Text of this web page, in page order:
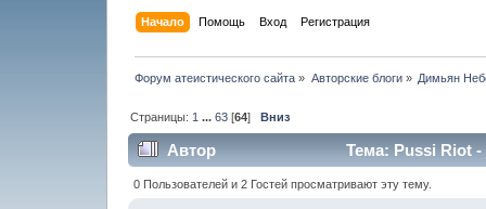
Начало Помощь Вход Регистрация
Форум атеистического сайта » Авторские блоги» Димьян
Страницы: 1 ...63 [64]Вниз
Автор Тема: Pussi Riot -
0 Пользователей и 2 Гостей просматривают эту тему.